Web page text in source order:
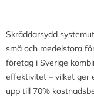
Skräddarsydd
små och medelstora
företag i Sverige
effektivitet – vilket ger
upp till 70%